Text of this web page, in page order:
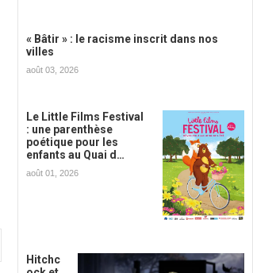
« Bâtir » : le racisme inscrit dans nos
villes
août 03, 2026
Le Little Films Festival
: une parenthèse
poétique pour les
enfants au Quai d…
août 01, 2026
Hitchc